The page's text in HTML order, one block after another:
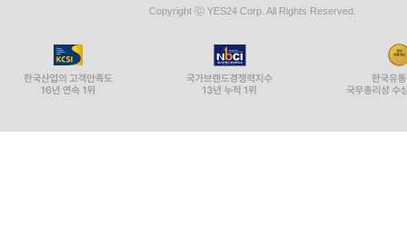
Copyright ⓒ YES24 Corp. All Rights Reserved.